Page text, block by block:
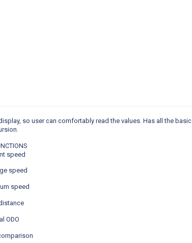
so user can comfortably read the values. Has all the
speed
speed
speed
ODO